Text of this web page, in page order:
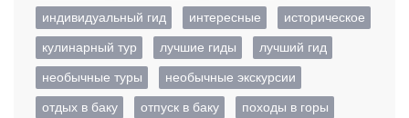
индивидуальный гид
интересные
историческое
кулинарный тур
лучшие гиды
лучший гид
необычные туры
необычные экскурсии
отдых в баку
отпуск в баку
походы в горы